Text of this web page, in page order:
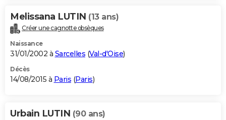
Melissana LUTIN (13 ans)
Créer une cagnotte obsèques
Naissance
31/01/2002 à Sarcelles (Val-d'Oise)
Décès
14/08/2015 à Paris (Paris)
Urbain LUTIN (90 ans)